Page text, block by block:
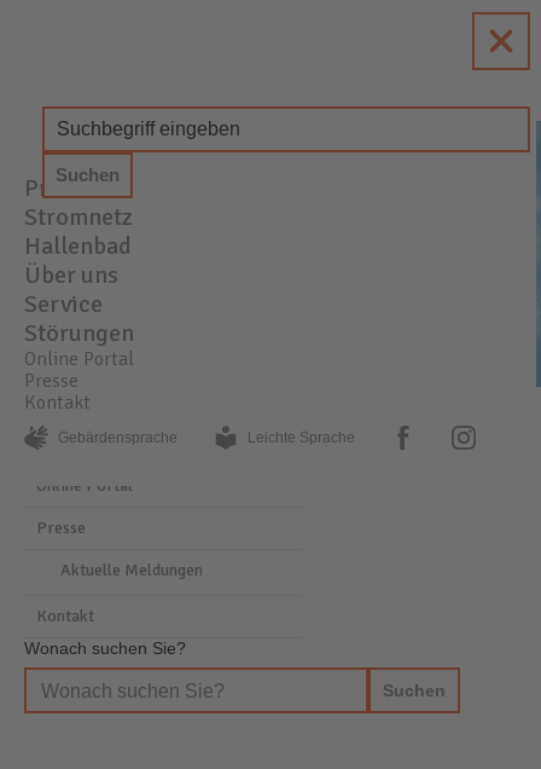
enewa
Online Portal
Presse
Kontakt
Gebärden­sprache Leichte Sprache facebook instagram
Produkte
Stromnetz
Hallenbad
Über uns
Service
Störungen
Online Portal
Presse
Aktuelle Meldungen
Kontakt
Wonach suchen Sie?